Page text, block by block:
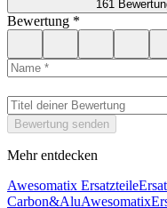
161
Bewertung *
Bewertung senden
Mehr entdecken
Awesomatix Ersatzteile
Carbon&AluAwesomatix